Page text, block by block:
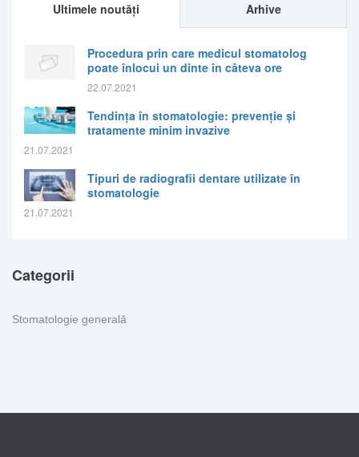
Ultimele noutăți Arhive
Procedura prin care medicul stomatolog
poate înlocui un dinte în câteva ore
22.07.2021
Tendința în stomatologie: prevenție și
tratamente minim invazive
21.07.2021
Tipuri de radiografii dentare utilizate în
stomatologie
21.07.2021
Categorii
Stomatologie generală